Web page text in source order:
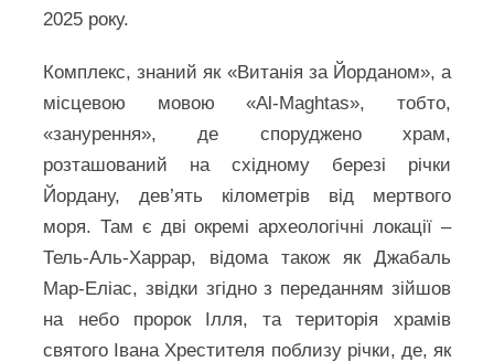
2025 року.
Комплекс, знаний як «Витанія за Йорданом», а
місцевою мовою «Al-Maghtas», тобто,
«занурення», де споруджено храм,
розташований на східному березі річки
Йордану, дев’ять кілометрів від мертвого
моря. Там є дві окремі археологічні локації –
Тель-Аль-Харрар, відома також як Джабаль
Мар-Еліас, звідки згідно з переданням зійшов
на небо пророк Ілля, та територія храмів
святого Івана Хрестителя поблизу річки, де, як